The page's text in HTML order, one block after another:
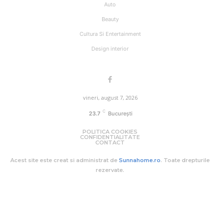
Auto
Beauty
Cultura Si Entertainment
Design interior
vineri, august 7, 2026
23.7 C București
POLITICA COOKIES
CONFIDENTIALITATE
CONTACT
Acest site este creat si administrat de Sunnahome.ro. Toate drepturile
rezervate.